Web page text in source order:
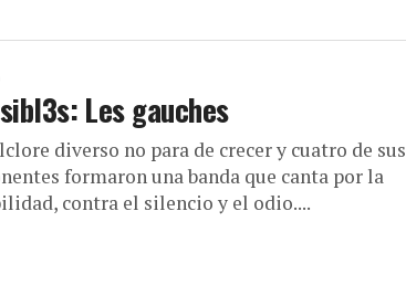
Les gauches
diverso no para de crecer y cuatro de sus
formaron una banda que canta por la
contra el silencio y el odio....